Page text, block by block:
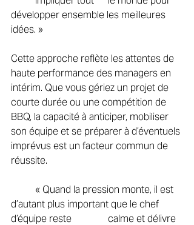
développer ensemble les meilleures
idées. »
Cette approche reflète les attentes de
haute performance des managers en
intérim. Que vous gériez un projet de
courte durée ou une compétition de
BBQ, la capacité à anticiper, mobiliser
son équipe et se préparer à d’éventuels
imprévus est un facteur commun de
réussite.
d’autant plus important que le chef
d’équipe reste 		calme et délivre